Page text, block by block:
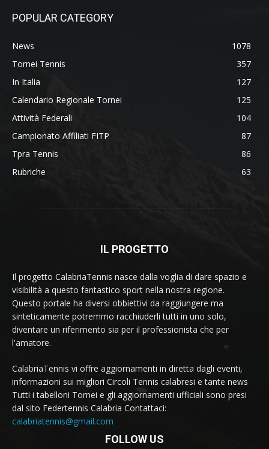
POPULAR CATEGORY
News
1078
Tornei Tennis
357
In Italia
127
Calendario Regionale Tornei
125
Attività Federali
104
Campionato Affiliati FITP
87
Tpra Tennis
86
Rubriche
63
IL PROGETTO
Il progetto CalabriaTennis nasce dalla voglia di dare spazio e
visibilità a questo fantastico sport nella nostra regione.
Questo portale ha diversi obbiettivi da raggiungere ma
sinteticamente potremmo racchiuderli tutti in uno solo,
diventare un riferimento sia per il professionista che per
l'amatore.
CalabriaTennis vi offre aggiornamenti in diretta dagli eventi,
informazioni sui migliori Circoli Tennis calabresi e tante news
Tutti i tabelloni Tornei e gli aggiornamenti ufficiali sono presi
dal sito Federtennis Calabria Contattaci:
calabriatennis@gmail.com
FOLLOW US